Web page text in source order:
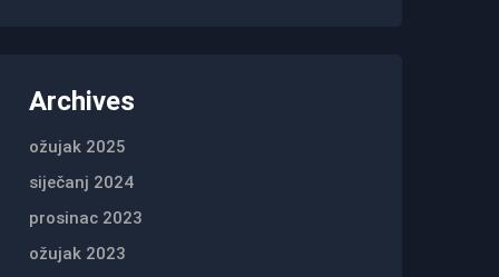
Archives
ožujak 2025
siječanj 2024
prosinac 2023
ožujak 2023